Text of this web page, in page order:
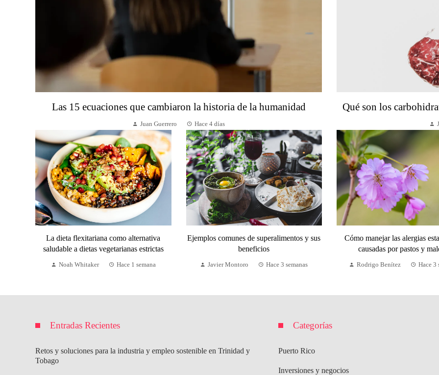
Las 15 ecuaciones que cambiaron la historia de la humanidad
Juan Guerrero Hace 4 días
Qué son los
La dieta flexitariana como alternativa
saludable a dietas vegetarianas estrictas
Noah Whitaker Hace 1 semana
Ejemplos comunes de superalimentos y sus
beneficios
Javier Montoro Hace 3 semanas
Cómo manejar las alergias
causadas por pastos y
Rodrigo Benítez Hace 3
Entradas Recientes
Retos y soluciones para la industria y empleo sostenible en Trinidad y
Tobago
Categorías
Puerto Rico
Inversiones y negocios